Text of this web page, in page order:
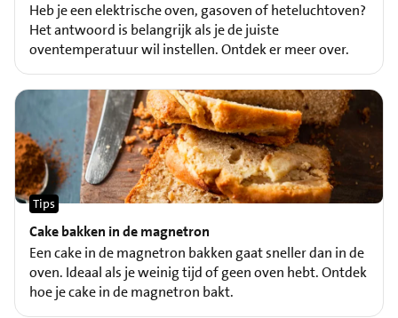
Heb je een elektrische oven, gasoven of heteluchtoven?
Het antwoord is belangrijk als je de juiste
oventemperatuur wil instellen. Ontdek er meer over.
Cake bakken in de magnetron
Tips
Een cake in de magnetron bakken gaat sneller dan in de
oven. Ideaal als je weinig tijd of geen oven hebt. Ontdek
hoe je cake in de magnetron bakt.